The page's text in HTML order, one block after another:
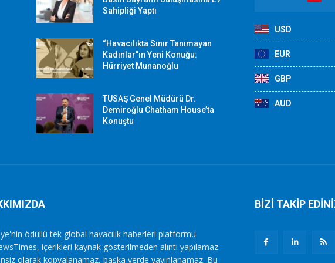
Sahipliği Yaptı
“Havacılıkta Sınır Tanımayan
Kadınlar”ın Yeni Konuğu:
Hürriyet Munanoğlu
TUSAŞ Genel Müdürü Dr.
Demiroğlu Chatham House’ta
Konuştu
USD
EUR
GBP
AUD
ödüllü tek global havacılık haberleri platformu
içerikleri kaynak gösterilmeden alıntı yapılamaz
olarak kopyalanamaz, başka yerde yayınlanamaz. Bu
BİZİ TAKİP